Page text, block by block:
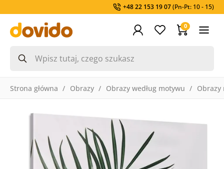
+48 22 153 19 07(Pn-Pt: 10 - 15)
0
Strona główna Obrazy Obrazy według motywu